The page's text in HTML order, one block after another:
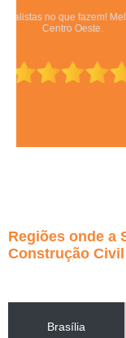
Equipe qualificada,
Preza
Regiões onde a
Construção
Brasília